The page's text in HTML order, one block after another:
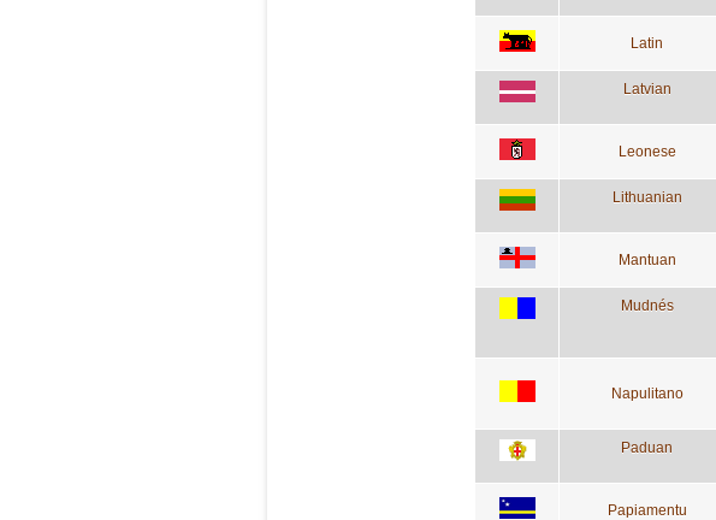
Latin
Latvian
Leonese
Lithuanian
Mantuan
Mudnés
Napulitano
Paduan
Papiamentu